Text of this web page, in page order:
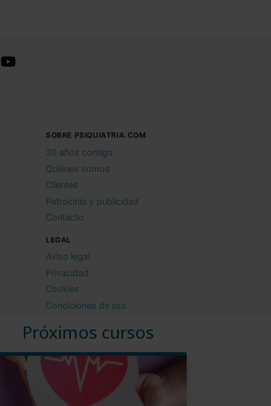
Próximos cursos
SOBRE PSIQUIATRIA.COM
30 años contigo
Quiénes somos
Clientes
Patrocinio y publicidad
Contacto
LEGAL
Aviso legal
Privacidad
Cookies
Condiciones de uso